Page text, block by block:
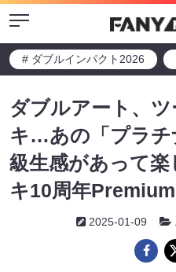
Menu
# ダブルインパクト2026
ダブルアート、
キ…あの「プラチ
級生感があって
キ10周年Premium
2025-01-09